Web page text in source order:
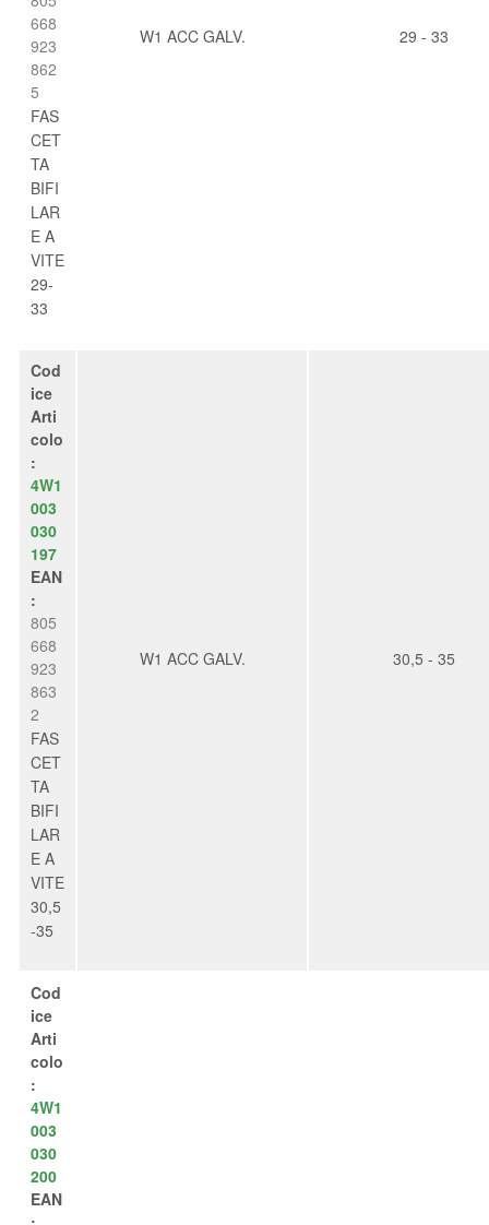
668
923
862
5
FAS
CET
TA
BIFI
LAR
E A
VITE
29-
33
W1 ACC GALV. 29 - 33
Cod
ice
Arti
colo
:
4W1
003
030
197
EAN
:
805
668
923
863
2
FAS
CET
TA
BIFI
LAR
E A
VITE
30,5
-35
W1 ACC GALV. 30,5 - 35
Cod
ice
Arti
colo
:
4W1
003
030
200
EAN